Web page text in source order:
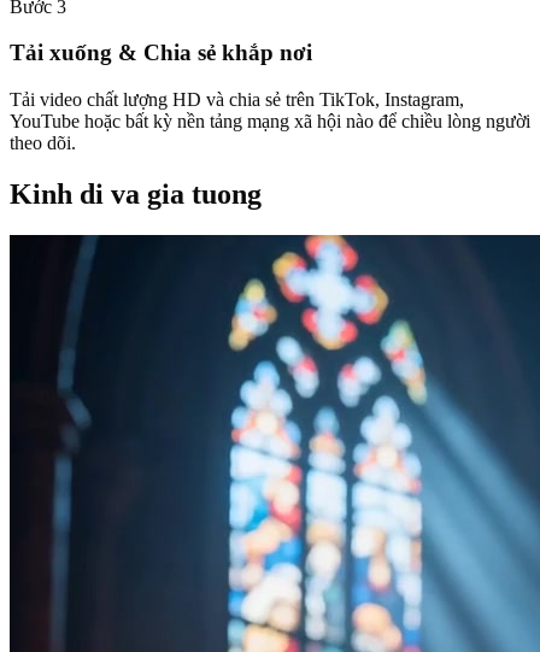
Bước 3
Tải xuống & Chia sẻ khắp nơi
Tải video chất lượng HD và chia sẻ trên TikTok, Instagram,
YouTube hoặc bất kỳ nền tảng mạng xã hội nào để chiều lòng người
theo dõi.
Kinh di va gia tuong